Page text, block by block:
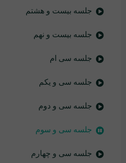
جلسه بیست و هشتم
جلسه بیست و نهم
جلسه سی ام
جلسه سی و یکم
جلسه سی و دوم
جلسه سی و سوم
جلسه سی و چهارم